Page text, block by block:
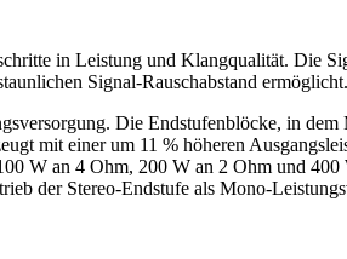
in Leistung und Klangqualität. Die
Signal-Rauschabstand ermöglicht.
Die Endstufenblöcke, in
mit einer um 11 % höheren
W an 4 Ohm, 200 W an 2 Ohm und
der Stereo-Endstufe als Mono-